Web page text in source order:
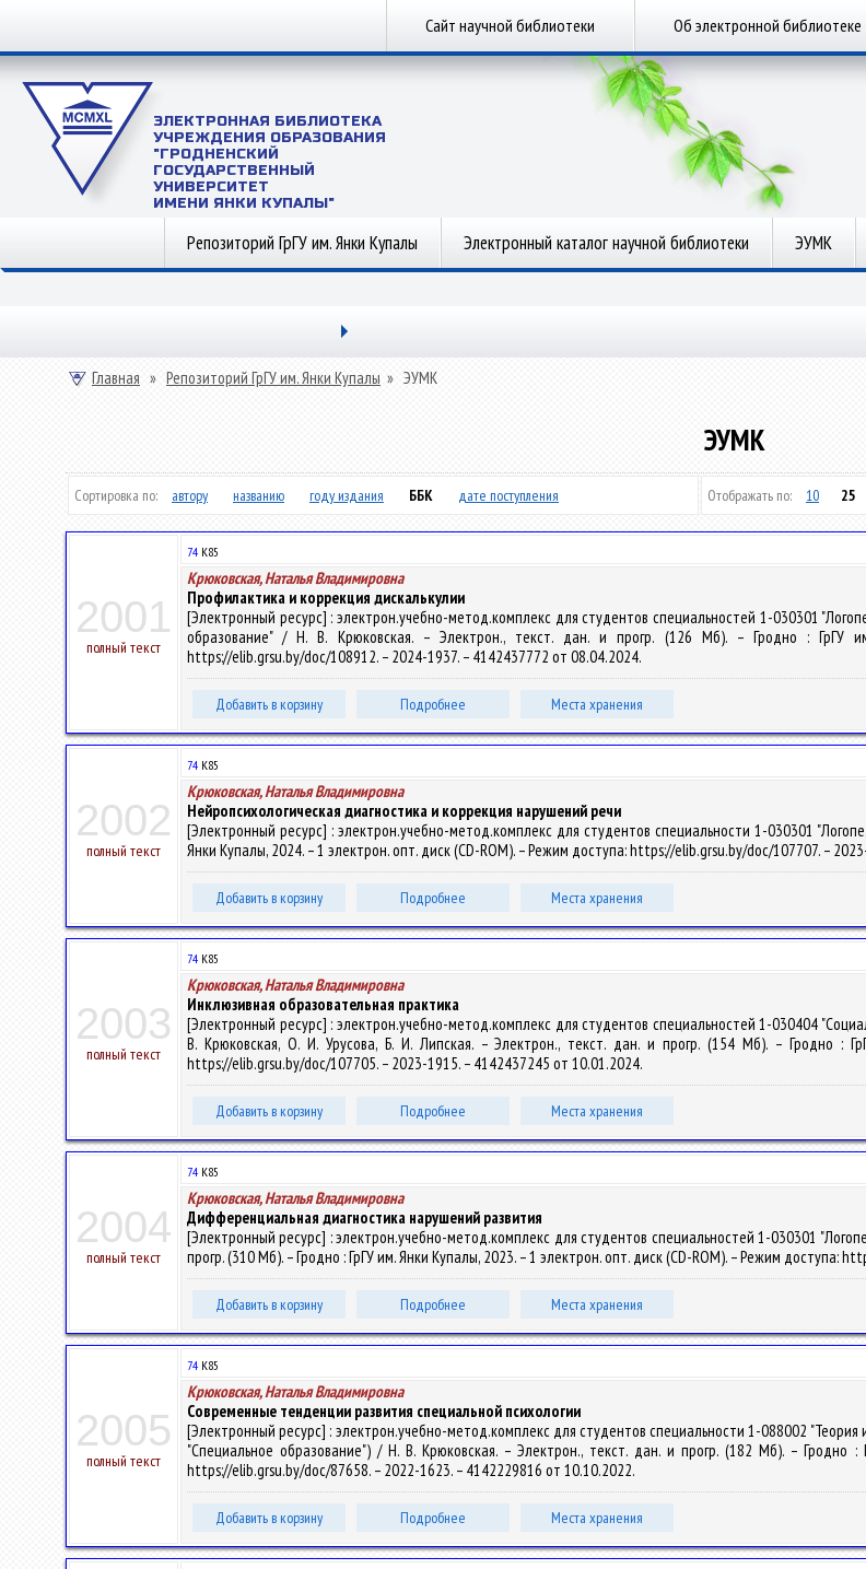
Сайт научной библиотеки Об электронной библиотеке
ЭЛЕКТРОННАЯ БИБЛИОТЕКА
УЧРЕЖДЕНИЯ ОБРАЗОВАНИЯ
"ГРОДНЕНСКИЙ
ГОСУДАРСТВЕННЫЙ
УНИВЕРСИТЕТ
ИМЕНИ ЯНКИ КУПАЛЫ"
Репозиторий ГрГУ им. Янки Купалы Электронный каталог научной библиотеки ЭУМК
Главная » Репозиторий ГрГУ им. Янки Купалы » ЭУМК
ЭУМК
Сортировка по: автору названию году издания ББК дате поступления Отображать по: 10 25
2001
полный текст
74 К85
Крюковская, Наталья Владимировна
Профилактика и коррекция дискалькулии
[Электронный ресурс] : электрон.учебно-метод.комплекс для студентов специальностей 1-030301
образование" / Н. В. Крюковская. – Электрон., текст. дан. и прогр. (126 Мб). – Гродно : ГрГУ
https://elib.grsu.by/doc/108912. – 2024-1937. – 4142437772 от 08.04.2024.
Добавить в корзину Подробнее Места хранения
2002
полный текст
74 К85
Крюковская, Наталья Владимировна
Нейропсихологическая диагностика и коррекция нарушений речи
[Электронный ресурс] : электрон.учебно-метод.комплекс для студентов специальности 1-030301
Янки Купалы, 2024. – 1 электрон. опт. диск (CD-ROM). – Режим доступа: https://elib.grsu.by/doc/107707. –
Добавить в корзину Подробнее Места хранения
2003
полный текст
74 К85
Крюковская, Наталья Владимировна
Инклюзивная образовательная практика
[Электронный ресурс] : электрон.учебно-метод.комплекс для студентов специальностей 1-030404
В. Крюковская, О. И. Урусова, Б. И. Липская. – Электрон., текст. дан. и прогр. (154 Мб). – Гродно :
https://elib.grsu.by/doc/107705. – 2023-1915. – 4142437245 от 10.01.2024.
Добавить в корзину Подробнее Места хранения
2004
полный текст
74 К85
Крюковская, Наталья Владимировна
Дифференциальная диагностика нарушений развития
[Электронный ресурс] : электрон.учебно-метод.комплекс для студентов специальностей 1-030301
прогр. (310 Мб). – Гродно : ГрГУ им. Янки Купалы, 2023. – 1 электрон. опт. диск (CD-ROM). – Режим доступа:
Добавить в корзину Подробнее Места хранения
2005
полный текст
74 К85
Крюковская, Наталья Владимировна
Современные тенденции развития специальной психологии
[Электронный ресурс] : электрон.учебно-метод.комплекс для студентов специальности 1-088002
"Специальное образование") / Н. В. Крюковская. – Электрон., текст. дан. и прогр. (182 Мб). – Гродно
https://elib.grsu.by/doc/87658. – 2022-1623. – 4142229816 от 10.10.2022.
Добавить в корзину Подробнее Места хранения